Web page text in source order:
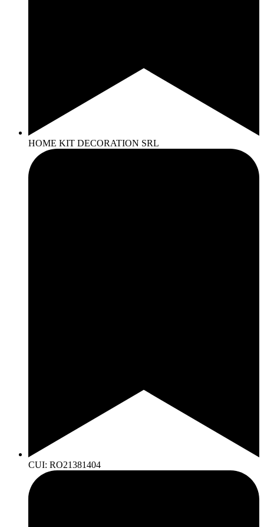
HOME KIT DECORATION SRL
CUI: RO21381404